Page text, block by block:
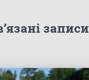
записи